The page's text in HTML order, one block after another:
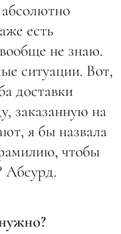
есть
не знаю.
ситуации. Вот,
доставки
заказанную на
я бы назвала
чтобы
Абсурд.